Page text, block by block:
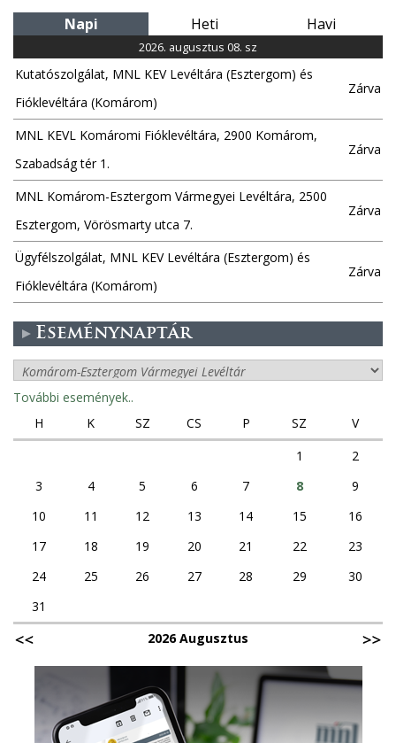
Napi Heti Havi
2026. augusztus 08. sz
Kutatószolgálat, MNL KEV Levéltára (Esztergom) és
Fióklevéltára (Komárom)
Zárva
MNL KEVL Komáromi Fióklevéltára, 2900 Komárom,
Szabadság tér 1.
Zárva
MNL Komárom-Esztergom Vármegyei Levéltára, 2500
Esztergom, Vörösmarty utca 7.
Zárva
Ügyfélszolgálat, MNL KEV Levéltára (Esztergom) és
Fióklevéltára (Komárom)
Zárva
Eseménynaptár
További események..
H
K SZ CS P SZ
V
1
2
3
4 5 6 7 8
9
10
11 12 13 14 15
16
17
18 19 20 21 22
23
24
25 26 27 28 29
30
31
2026 Augusztus